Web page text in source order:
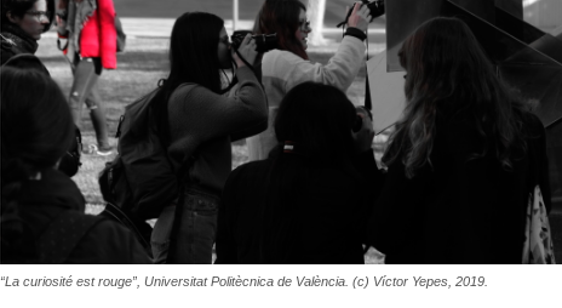
“La curiosité est rouge”, Universitat Politècnica de València. (c) Víctor Yepes, 2019.